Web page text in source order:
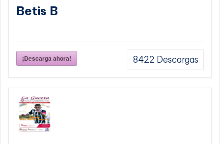
Betis B
¡Descarga ahora! 8422 Descargas